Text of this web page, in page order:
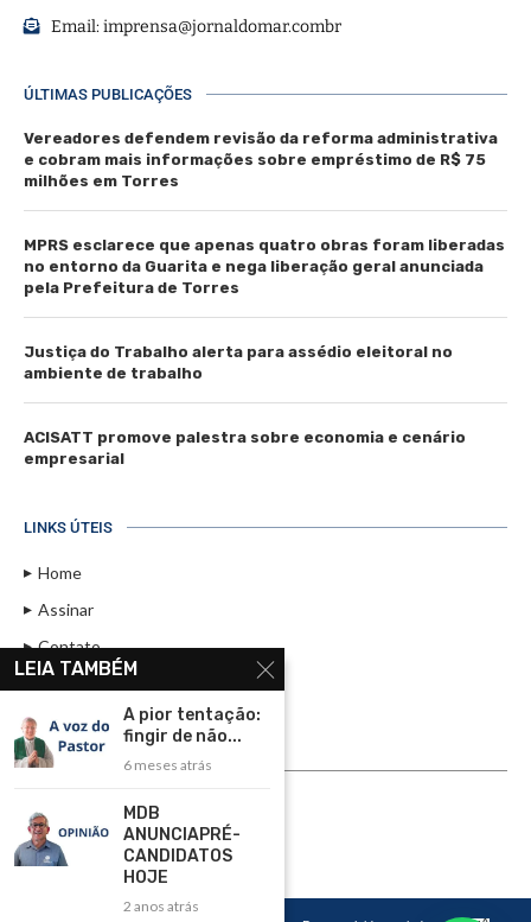
Email:imprensa@jornaldomar.combr
ÚLTIMAS PUBLICAÇÕES
Vereadores defendem revisão da reforma administrativa
e cobram mais informações sobre empréstimo de R$ 75
milhões em Torres
MPRS esclarece que apenas quatro obras foram liberadas
no entorno da Guarita e nega liberação geral anunciada
pela Prefeitura de Torres
Justiça do Trabalho alerta para assédio eleitoral no
ambiente de trabalho
ACISATT promove palestra sobre economia e cenário
empresarial
LINKS ÚTEIS
Home
Assinar
Contato
Rádio Maristela - Ao Vivo
ASSINE
ASSINE
LEIA TAMBÉM
A pior tentação:
fingir de não...
6 meses atrás
MDB
ANUNCIAPRÉ-
CANDIDATOS
HOJE
2 anos atrás